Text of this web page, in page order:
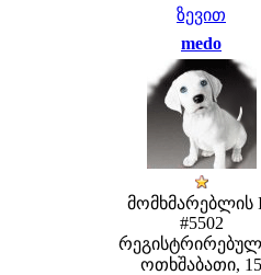
ზევით
medo
მომხმარებლის
#5502
ოთხშაბათი, 15